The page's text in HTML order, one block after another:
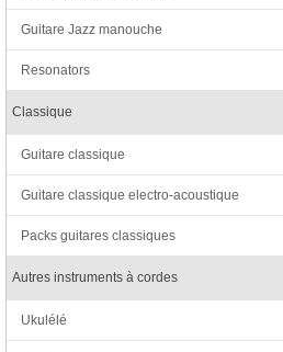
Guitare Jazz manouche
Resonators
Classique
Guitare classique
Guitare classique electro-acoustique
Packs guitares classiques
Autres instruments à cordes
Ukulélé